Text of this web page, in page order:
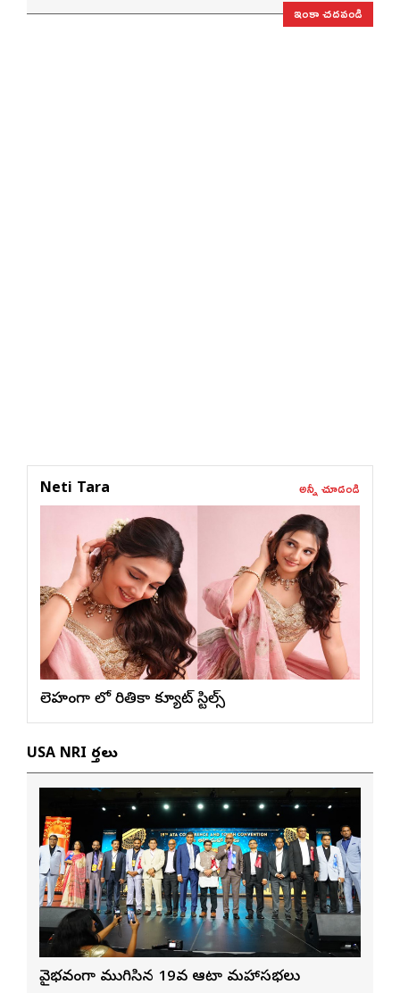
ఇంకా చదవండి
Neti Tara అన్నీ చూడండి
లెహంగా లో రితికా క్యూట్ స్టిల్స్
USA NRI వార్తలు
వైభవంగా ముగిసిన 19వ ఆటా మహాసభలు